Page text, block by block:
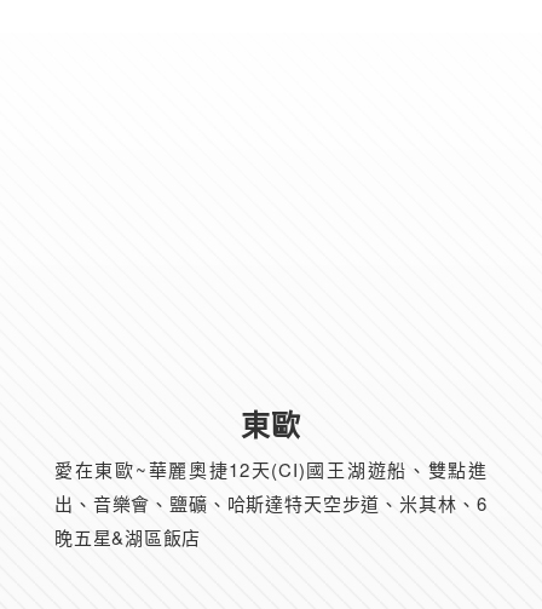
東歐
愛在東歐~華麗奧捷12天(CI)國王湖遊船、雙點進
出、音樂會、鹽礦、哈斯達特天空步道、米其林、6
晚五星&湖區飯店